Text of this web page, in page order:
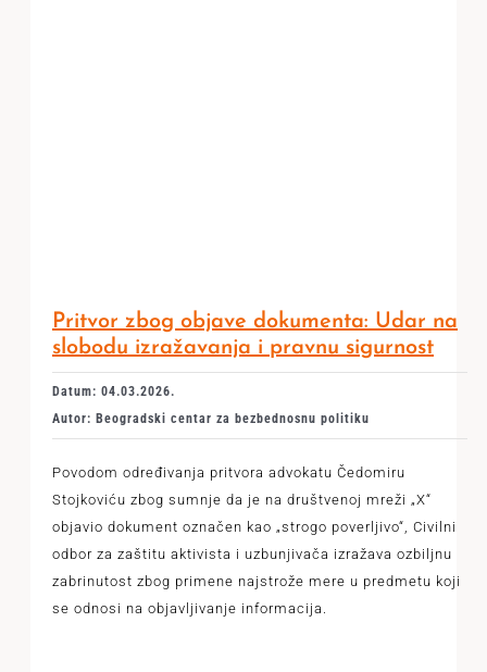
Pritvor zbog objave dokumenta: Udar na
slobodu izražavanja i pravnu sigurnost
Datum: 04.03.2026.
Autor: Beogradski centar za bezbednosnu politiku
Povodom određivanja pritvora advokatu Čedomiru
Stojkoviću zbog sumnje da je na društvenoj mreži „X“
objavio dokument označen kao „strogo poverljivo“, Civilni
odbor za zaštitu aktivista i uzbunjivača izražava ozbiljnu
zabrinutost zbog primene najstrože mere u predmetu koji
se odnosi na objavljivanje informacija.